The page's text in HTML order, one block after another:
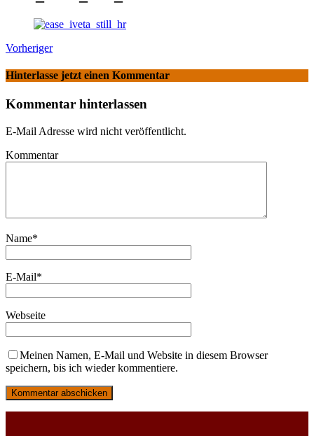
Vorheriger
Hinterlasse jetzt einen Kommentar
Kommentar hinterlassen
E-Mail Adresse wird nicht veröffentlicht.
Kommentar
Name*
E-Mail*
Webseite
Meinen Namen, E-Mail und Website in diesem Browser
speichern, bis ich wieder kommentiere.